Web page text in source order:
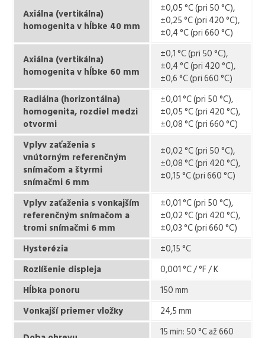
Axiálna (vertikálna)
homogenita v hĺbke 40 mm
±0,05 °C (pri 50 °C),
±0,25 °C (pri 420 °C),
±0,4 °C (pri 660 °C)
Axiálna (vertikálna)
homogenita v hĺbke 60 mm
±0,1 °C (pri 50 °C),
±0,4 °C (pri 420 °C),
±0,6 °C (pri 660 °C)
Radiálna (horizontálna)
homogenita, rozdiel medzi
otvormi
±0,01 °C (pri 50 °C),
±0,05 °C (pri 420 °C),
±0,08 °C (pri 660 °C)
Vplyv zaťaženia s
vnútorným referenčným
snímačom a štyrmi
snímačmi 6 mm
±0,02 °C (pri 50 °C),
±0,08 °C (pri 420 °C),
±0,15 °C (pri 660 °C)
Vplyv zaťaženia s vonkajším
referenčným snímačom a
tromi snímačmi 6 mm
±0,01 °C (pri 50 °C),
±0,02 °C (pri 420 °C),
±0,03 °C (pri 660 °C)
Hysterézia
±0,15 °C
Rozlíšenie displeja
0,001 °C / °F / K
Hĺbka ponoru
150 mm
Vonkajší priemer vložky
24,5 mm
15 min: 50 °C až 660